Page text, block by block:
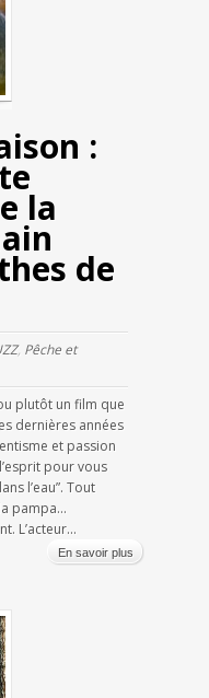
:
la
de
, Pêche et
plutôt un film que
dernières années
et passion
pour vous
l’eau”. Tout
pampa…
L’acteur...
En savoir plus